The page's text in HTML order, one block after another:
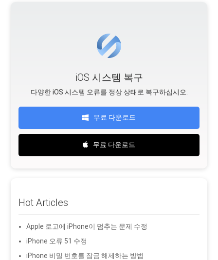
iOS 시스템 복구
다양한 iOS 시스템 오류를 정상 상태로 복구하십시오.
무료 다운로드
무료 다운로드
Hot Articles
Apple 로고에 iPhone이 멈추는 문제 수정
iPhone 오류 51 수정
iPhone 비밀 번호를 잠금 해제하는 방법